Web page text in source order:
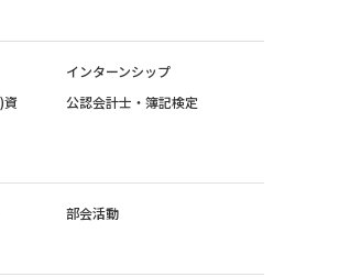
インターンシップ
資
公認会計士・簿記検定
部会活動